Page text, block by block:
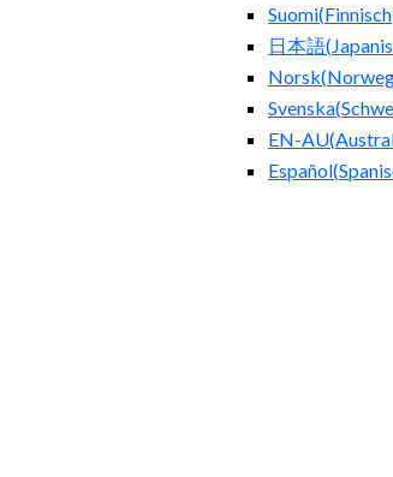
Suomi(Finnisch
日本語(
Norsk(
Svenska(
EN-AU(
Español(